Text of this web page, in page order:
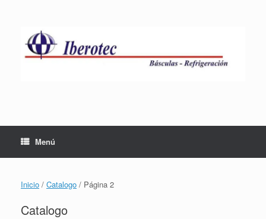
Menú
Inicio / Catalogo / Página 2
Catalogo